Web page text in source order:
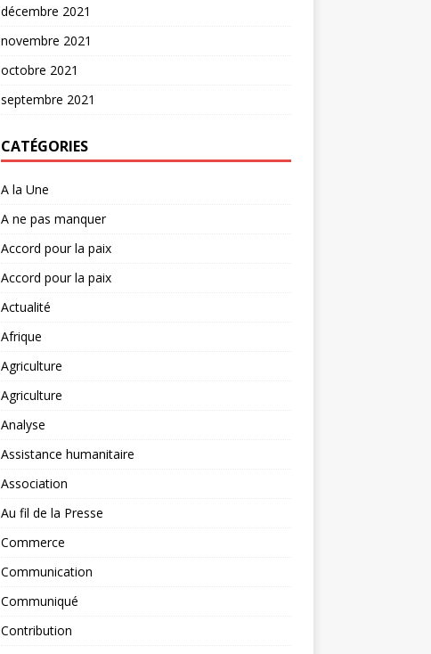
décembre 2021
novembre 2021
octobre 2021
septembre 2021
CATÉGORIES
A la Une
A ne pas manquer
Accord pour la paix
Accord pour la paix
Actualité
Afrique
Agriculture
Agriculture
Analyse
Assistance humanitaire
Association
Au fil de la Presse
Commerce
Communication
Communiqué
Contribution